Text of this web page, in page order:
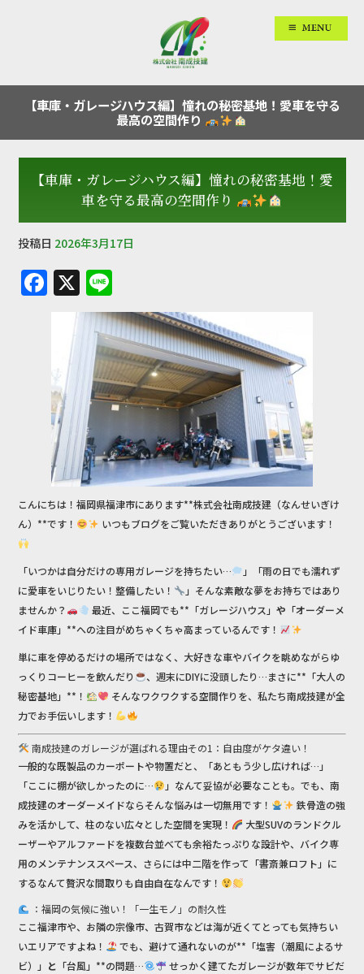
【車庫・ガレージハウス編】憧れの秘密基地！愛車を守る
最高の空間作り
【車庫・ガレージハウス編】憧れの秘密基地！愛
車を守る最高の空間作り
投稿日 2026年3月17日
F
a
e
b
o
o
k
X
n
e
こんにちは！福岡県福津市にあります**株式会社南成技建（なんせいぎけ
ん）**です！
いつもブログをご覧いただきありがとうございます！
「いつかは自分だけの専用ガレージを持ちたい…
」「雨の日でも濡れず
に愛車をいじりたい！整備したい！
」そんな素敵な夢をお持ちではあり
ませんか？
最近、ここ福岡でも**「ガレージハウス」 や 「オーダーメ
イド車庫」**への注目がめちゃくちゃ高まっているんです！
単に車を停めるだけの場所ではなく、大好きな車やバイクを眺めながらゆ
っくりコーヒーを飲んだり
、週末にDIYに没頭したり…まさに**「大人の
秘密基地」**！
そんなワクワクする空間作りを、私たち南成技建が全
力でお手伝いします！
南成技建のガレージが選ばれる理由その1：自由度がケタ違い！
一般的な既製品のカーポートや物置だと、「あともう少し広ければ…」
「ここに棚が欲しかったのに…
」なんて妥協が必要なことも。でも、南
成技建のオーダーメイドならそんな悩みは一切無用です！
鉄骨造の強
みを活かして、柱のない広々とした空間を実現！
大型SUVのランドクル
ーザーやアルファードを複数台並べても余裕たっぷりな設計や、バイク専
用のメンテナンススペース、さらには中二階を作って「書斎兼ロフト」に
するなんて贅沢な間取りも自由自在なんです！
：福岡の気候に強い！「一生モノ」の耐久性
ここ福津市や、お隣の宗像市、古賀市などは海が近くてとっても気持ちい
いエリアですよね！
でも、避けて通れないのが**「塩害（潮風によるサ
ビ）」 と 「台風」**の問題…
せっかく建てたガレージが数年でサビだ